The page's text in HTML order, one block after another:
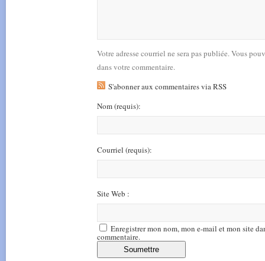
Votre adresse courriel ne sera pas publiée. Vous
dans votre commentaire.
S'abonner aux commentaires via RSS
Nom(requis):
Courriel (requis):
Site Web :
Enregistrer mon nom, mon e-mail et mon site
commentaire.